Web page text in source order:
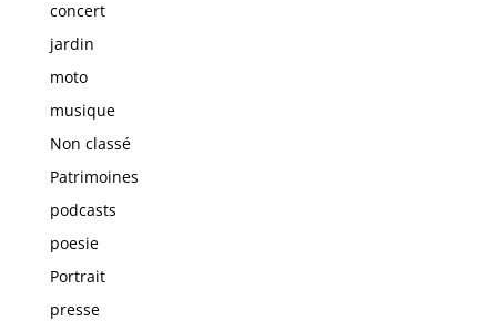
concert
jardin
moto
musique
Non classé
Patrimoines
podcasts
poesie
Portrait
presse